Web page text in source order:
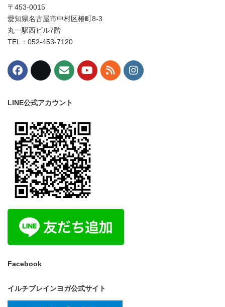
〒453-0015
愛知県名古屋市中村区椿町8-3
丸一駅西ビル7階
TEL：052-453-7120
LINE公式アカウント
Facebook
イルチブレインヨガ公式サイト